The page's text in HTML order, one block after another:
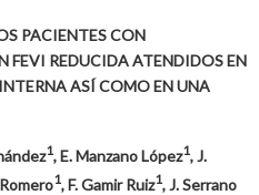
PACIENTES CON
FEVI REDUCIDA ATENDIDOS EN
ASÍ COMO EN UNA
1, E. Manzano López1, J.
1, F. Gamir Ruiz1, J. Serrano